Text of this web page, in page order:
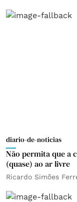
diario-de-noticias
Não permita que a
(quase) ao ar livre
Ricardo Simões